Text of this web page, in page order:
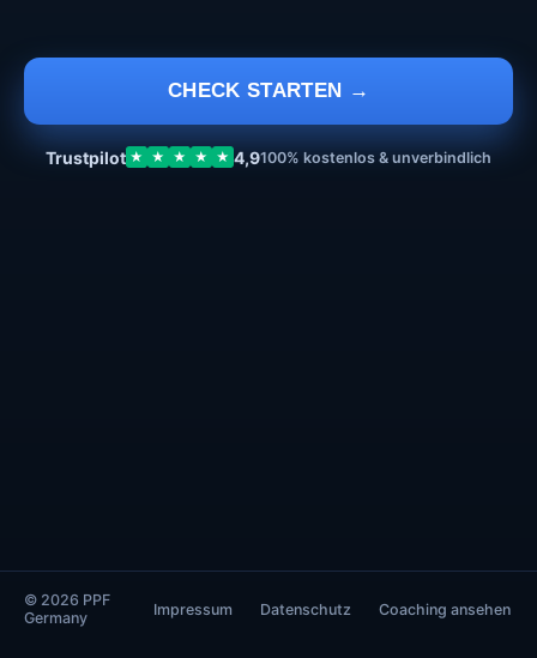
CHECK STARTEN →
Trustpilot ★ ★ ★ ★ ★ 4,9100% kostenlos & unverbindlich
© 2026 PPF
Germany
Impressum Datenschutz Coaching ansehen